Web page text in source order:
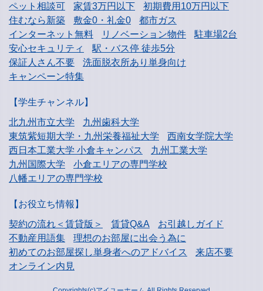
ペット相談可
家賃3万円以下
初期費用10万円以下
住むなら新築
敷金0・礼金0
都市ガス
インターネット無料
リノベーション物件
駐車場2台
安心セキュリティ
駅・バス停 徒歩5分
保証人さん不要
洗面脱衣所あり単身向け
キャンペーン特集
【学生チャンネル】
北九州市立大学
九州歯科大学
東筑紫短期大学・九州栄養福祉大学
西南女学院大学
西日本工業大学小倉キャンパス
九州工業大学
九州国際大学
小倉エリアの専門学校
八幡エリアの専門学校
【お役立ち情報】
契約の流れ＜賃貸版＞
賃貸Q&A
お引越しガイド
不動産用語集
理想のお部屋に出会う為に
初めてのお部屋探し単身者へのアドバイス
来店不要
オンライン内見